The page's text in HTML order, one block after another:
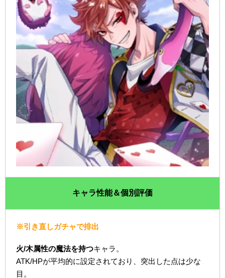
キャラ性能＆個別評価
※引き直しガチャで排出
火/木属性の魔法を持つキャラ。
ATK/HPが平均的に設定されており、突出した点は少な
目。